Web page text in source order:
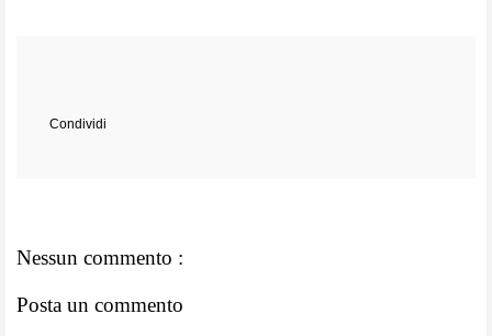
Condividi
Nessun commento :
Posta un commento